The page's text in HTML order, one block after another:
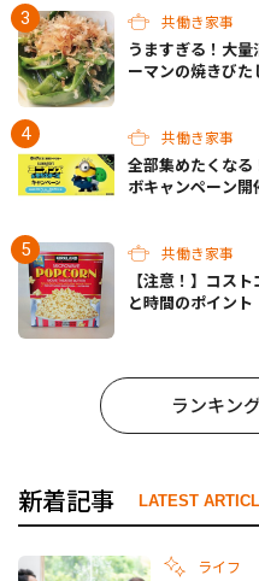
共働き家事
うますぎる！大
ーマンの焼きびた
共働き家事
全部集めたくな
ボキャンペーン開
共働き家事
【注意！】コス
と時間のポイント
ランキン
新着記事 LATEST
ライフ